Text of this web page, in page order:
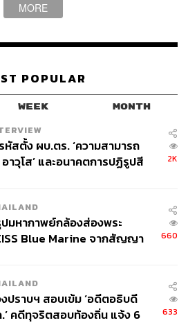
MORE
POPULAR
WEEK MONTH
หัสตั้ง ผบ.ตร. ‘ความสามารถ
าวุโส’ และอนาคตการปฏิรูปสี
2K
มหากาพย์กล้องส่องพระ
Blue Marine จากสัญญา
หนี้-แอบระบุแบรนด์
660
ปราบฯ สอบเข้ม ‘อดีตอธิบดี
คดีทุจริตสอบท้องถิ่น แจ้ง 6
633